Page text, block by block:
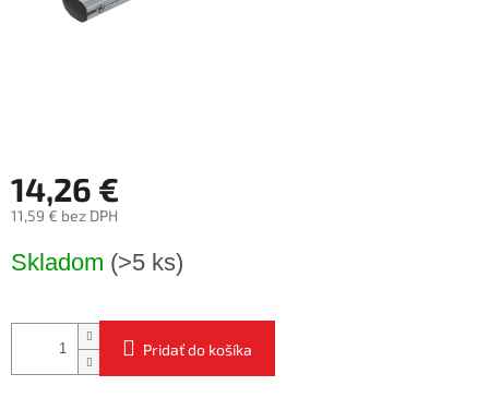
14,26 €
11,59 € bez DPH
cena:
Skladom (>5 ks)
Pridať do košíka